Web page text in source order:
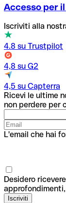
Accesso per
Iscriviti alla
4.8 su Trustpilot
4,8 su G2
4,5 su Capterra
Ricevi le ultime
non perdere per
L'email che hai
Desidero